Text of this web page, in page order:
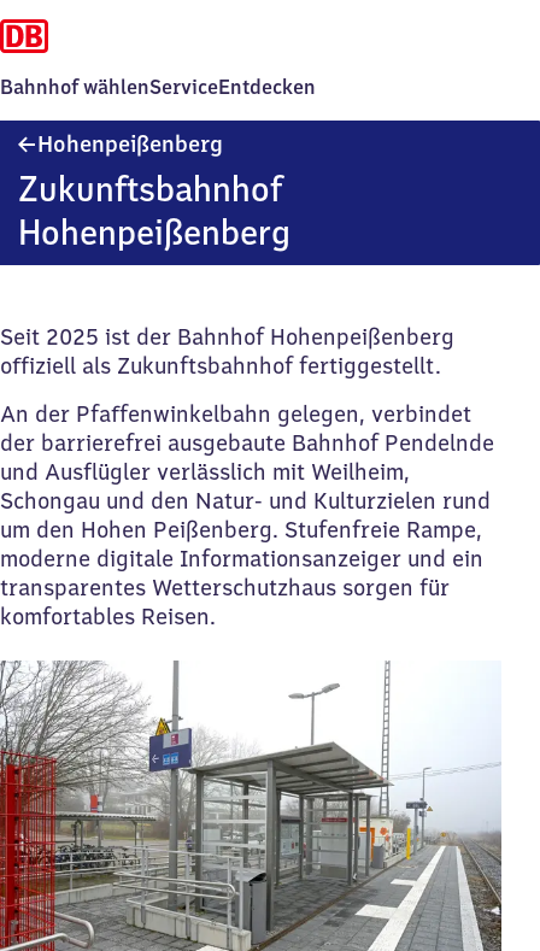
Bahnhof wählenServiceEntdecken
Hohenpeißenberg
Zukunftsbahnhof
Hohenpeißenberg
Seit 2025 ist der Bahnhof Hohenpeißenberg
offiziell als Zukunftsbahnhof fertiggestellt.
An der Pfaffenwinkelbahn gelegen, verbindet
der barrierefrei ausgebaute Bahnhof Pendelnde
und Ausflügler verlässlich mit Weilheim,
Schongau und den Natur- und Kulturzielen rund
um den Hohen Peißenberg. Stufenfreie Rampe,
moderne digitale Informationsanzeiger und ein
transparentes Wetterschutzhaus sorgen für
komfortables Reisen.